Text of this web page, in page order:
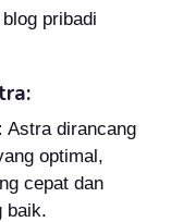
pribadi
Astra dirancang
optimal,
cepat dan
baik.